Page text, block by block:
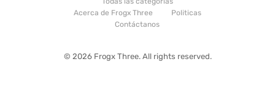
Acerca de Frogx Three
Politicas
Contáctanos
© 2026 Frogx Three. All rights reserved.